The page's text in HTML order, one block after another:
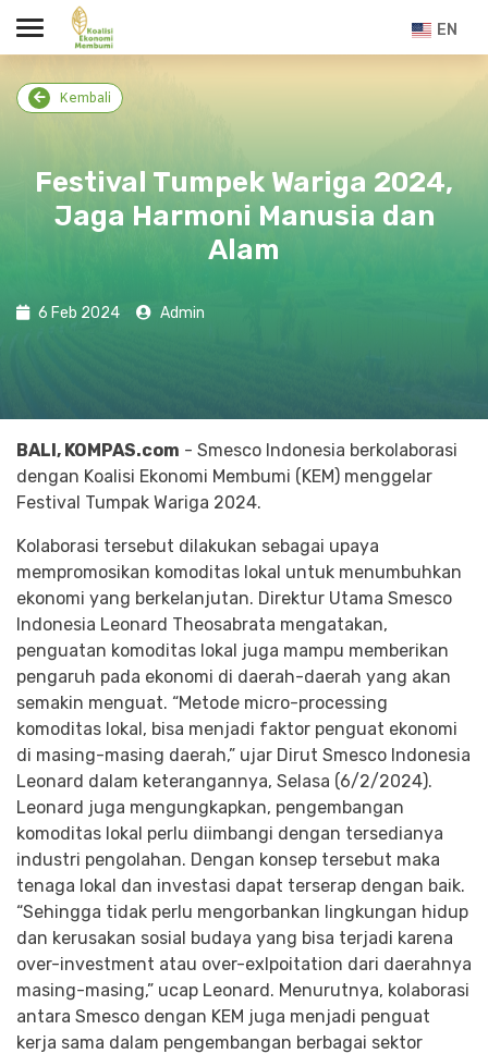
EN
Kembali
Festival Tumpek Wariga 2024,
Jaga Harmoni Manusia dan
Alam
6 Feb 2024 Admin
BALI, KOMPAS.com - Smesco Indonesia berkolaborasi
dengan Koalisi Ekonomi Membumi (KEM) menggelar
Festival Tumpak Wariga 2024.
Kolaborasi tersebut dilakukan sebagai upaya
mempromosikan komoditas lokal untuk menumbuhkan
ekonomi yang berkelanjutan. Direktur Utama Smesco
Indonesia Leonard Theosabrata mengatakan,
penguatan komoditas lokal juga mampu memberikan
pengaruh pada ekonomi di daerah-daerah yang akan
semakin menguat. “Metode micro-processing
komoditas lokal, bisa menjadi faktor penguat ekonomi
di masing-masing daerah,” ujar Dirut Smesco Indonesia
Leonard dalam keterangannya, Selasa (6/2/2024).
Leonard juga mengungkapkan, pengembangan
komoditas lokal perlu diimbangi dengan tersedianya
industri pengolahan. Dengan konsep tersebut maka
tenaga lokal dan investasi dapat terserap dengan baik.
“Sehingga tidak perlu mengorbankan lingkungan hidup
dan kerusakan sosial budaya yang bisa terjadi karena
over-investment atau over-exlpoitation dari daerahnya
masing-masing,” ucap Leonard. Menurutnya, kolaborasi
antara Smesco dengan KEM juga menjadi penguat
kerja sama dalam pengembangan berbagai sektor